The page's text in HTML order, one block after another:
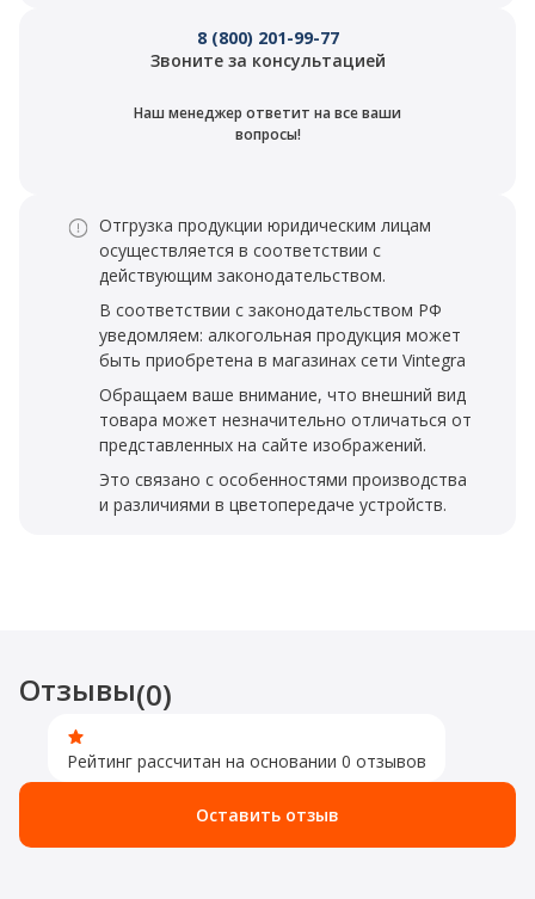
8 (800) 201-99-77
Звоните за консультацией
Наш менеджер ответит на все ваши
вопросы!
Отгрузка продукции юридическим лицам
осуществляется в соответствии с
действующим законодательством.
В соответствии с законодательством РФ
уведомляем: алкогольная продукция может
быть приобретена в магазинах сети Vintegra
Обращаем ваше внимание, что внешний вид
товара может незначительно отличаться от
представленных на сайте изображений.
Это связано с особенностями производства
и различиями в цветопередаче устройств.
Отзывы(0)
Рейтинг рассчитан на основании 0 отзывов
Оставить отзыв